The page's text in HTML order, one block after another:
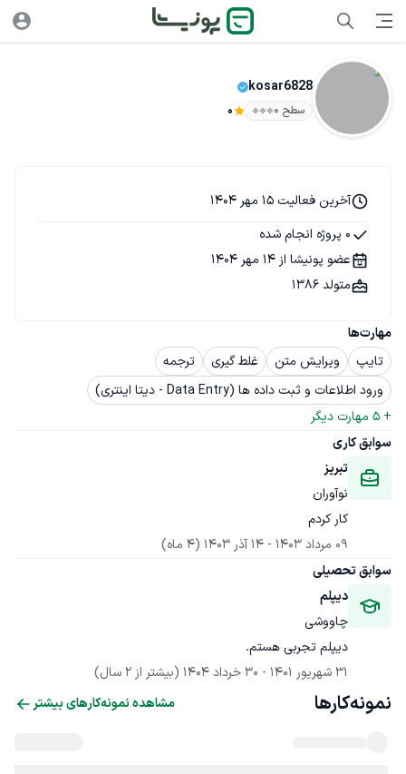
kosar6828
سطح ۰ 0
مهارت‌ها
تایپ
ویرایش متن غلط گیری
ترجمه
ورود اطلاعات و ثبت داده ها (Data Entry - دیتا اینتری)
+
5 مهارت دیگر
سوابق کاری
تبریز
نوآوران
کار کردم
09 مرداد 1403
- 14 آذر 1403
(4 ماه)
سوابق تحصیلی
دیپلم
چاووشی
دیپلم تجربی هستم.
31 شهریور 1401
- 30 خرداد 1404 (بیشتر از 2 سال)
آخرین فعالیت 15 مهر 1404
0 پروژه انجام شده
عضو پونیشا از 14 مهر 1404
متولد 1386
نمونه‌کارها مشاهده نمونه‌کارهای بیشتر